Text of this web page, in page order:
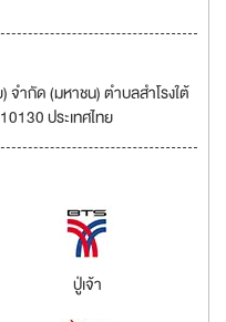
จำกัด (มหาชน) ตำบลสำโรงใต้
ประเทศไทย
ปู่เจ้า